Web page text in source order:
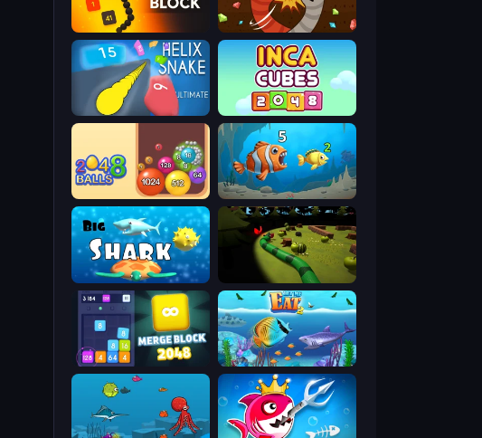
Digworm.io
Snake VS Block
Inca Cubes 2048
Helix Snake
Hungry Ocean: Eat, Feed and Grow Fish
Crazy 2048 Balls
Axy Snake 3D
Big Shark
Let Me Eat 2: Feeding Madness
Merge Block 2048